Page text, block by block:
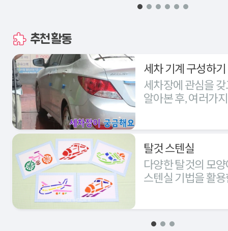
추천활동
세차 기계 구성하기
세차장에 관심을
알아본 후, 여러가
탈것 스텐실
다양한 탈것의 모
스텐실 기법을 활